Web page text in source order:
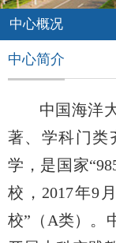
中心概况
中心简介
中国海洋
著、学科门类
学，是国家
校，2017年9
校”（A类）。